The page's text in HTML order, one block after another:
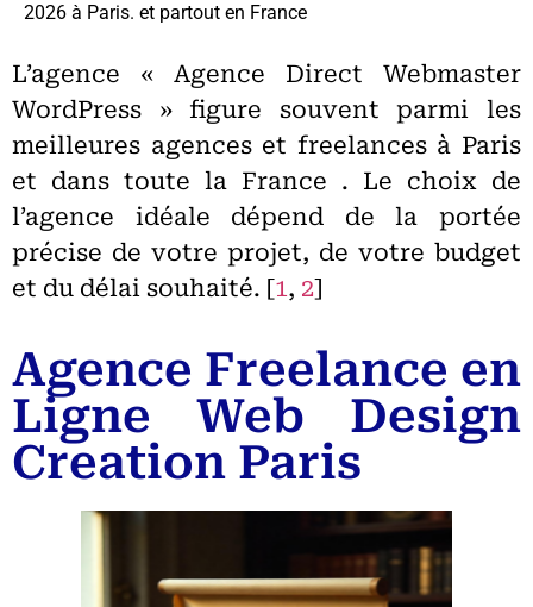
2026 à Paris. et partout en France
L’agence « Agence Direct Webmaster
WordPress » figure souvent parmi les
meilleures agences et freelances à Paris
et dans toute la France . Le choix de
l’agence idéale dépend de la portée
précise de votre projet, de votre budget
et du délai souhaité. [1, 2]
Agence Freelance en
Ligne Web Design
Creation Paris